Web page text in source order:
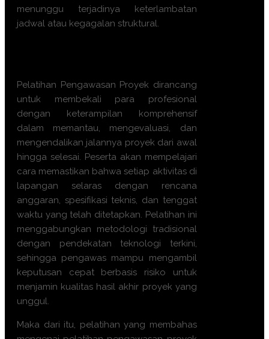
menunggu terjadinya keterlambatan
jadwal atau kegagalan struktural.
Pelatihan Pengawasan Proyek dirancang
untuk membekali para profesional
dengan keterampilan komprehensif
dalam memantau, mengevaluasi, dan
mengendalikan jalannya proyek dari awal
hingga selesai. Peserta akan mempelajari
cara memastikan bahwa setiap aktivitas di
lapangan selaras dengan rencana
anggaran, spesifikasi teknis, dan tenggat
waktu yang telah ditetapkan. Pelatihan ini
menggabungkan metodologi tradisional
dengan pendekatan teknologi terkini,
sehingga pengawas mampu mengambil
keputusan cepat berbasis risiko untuk
menjamin kualitas hasil akhir proyek yang
unggul.
Maka dari itu, pelatihan yang membahas